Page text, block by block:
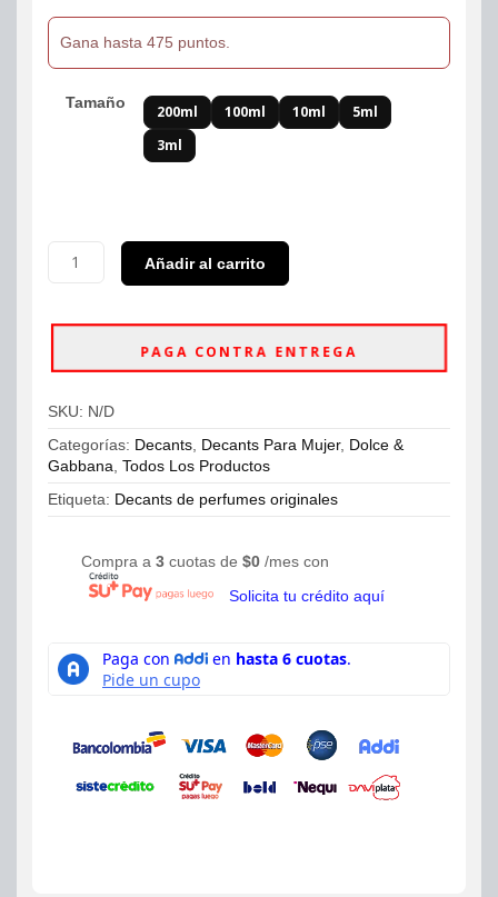
Gana hasta 475 puntos.
Tamaño 200ml 100ml 10ml
5ml
3ml
Dolce
Eau
Toilette
Mujer
cantidad
Añadir al carrito
PAGA CONTRA ENTREGA
SKU: N/D
Categorías: Decants Decants Para Mujer, Dolce &
Gabbana Todos Los Productos
Etiqueta: Decants de perfumes originales
Compra a 3 cuotas de $0 /mes con
Solicita tu crédito aquí